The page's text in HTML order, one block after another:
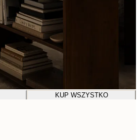
KUP WSZYSTKO